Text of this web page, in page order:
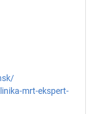
mrt-ekspert-